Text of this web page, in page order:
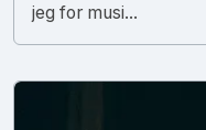
jeg for musi...